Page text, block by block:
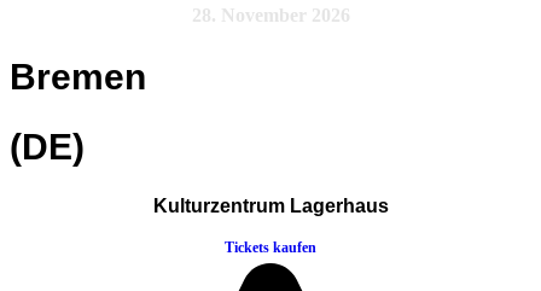
28. November 2026
Bremen
(DE)
Kulturzentrum Lagerhaus
Tickets kaufen